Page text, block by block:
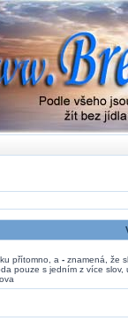
přítomno, a - znamená, že
pouze s jedním z více slov,